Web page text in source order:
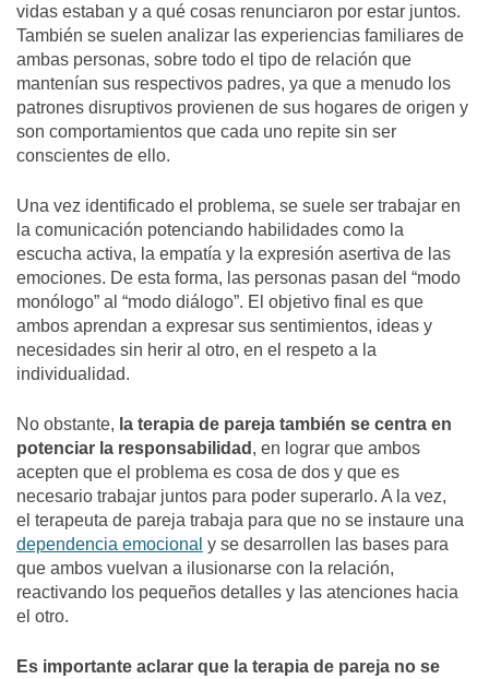
vidas estaban y a qué cosas renunciaron por estar juntos.
También se suelen analizar las experiencias familiares de
ambas personas, sobre todo el tipo de relación que
mantenían sus respectivos padres, ya que a menudo los
patrones disruptivos provienen de sus hogares de origen y
son comportamientos que cada uno repite sin ser
conscientes de ello.
Una vez identificado el problema, se suele ser trabajar en
la comunicación potenciando habilidades como la
escucha activa, la empatía y la expresión asertiva de las
emociones. De esta forma, las personas pasan del “modo
monólogo” al “modo diálogo”. El objetivo final es que
ambos aprendan a expresar sus sentimientos, ideas y
necesidades sin herir al otro, en el respeto a la
individualidad.
No obstante, la terapia de pareja también se centra en
potenciar la responsabilidad , en lograr que ambos
acepten que el problema es cosa de dos y que es
necesario trabajar juntos para poder superarlo. A la vez,
el terapeuta de pareja trabaja para que no se instaure una
dependencia emocional y se desarrollen las bases para
que ambos vuelvan a ilusionarse con la relación,
reactivando los pequeños detalles y las atenciones hacia
el otro.
Es importante aclarar que la terapia de pareja no se